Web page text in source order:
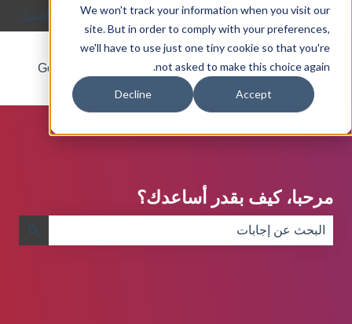
We won't track your information when you visit our
site. But in order to comply with your preferences,
we'll have to use just one tiny cookie so that you're
not asked to make this choice again.
Accept
Decline
العربية - مصرإظهار القائمة الفرعية للترجمات بوابة العميل
Blog
About
Go to Qawn.com
مرحبا، كيف بقدر أساعدك؟